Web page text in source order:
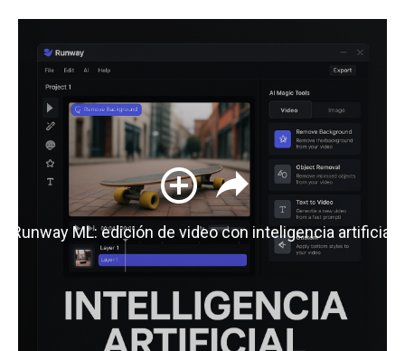
Runway ML: edición de video con inteligencia artificial